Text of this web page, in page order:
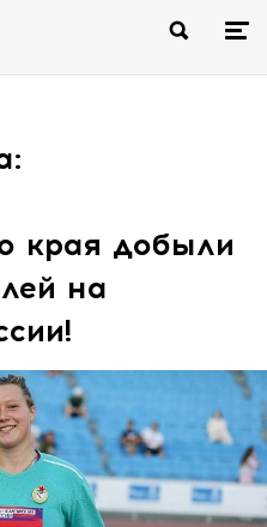
края добыли
на